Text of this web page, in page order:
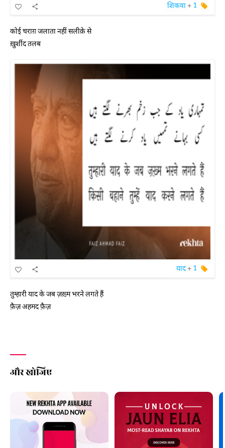
शिकवा+ 1
कोई चराग़ जलाता नहीं सलीक़े से
ख़ुर्शीद तलब
याद+ 1
तुम्हारी याद के जब ज़ख़्म भरने लगते हैं
फ़ैज़ अहमद फ़ैज़
और खोजिए